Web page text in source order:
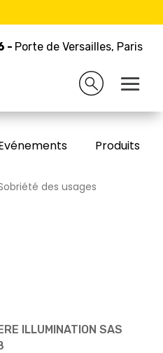
- Porte de Versailles, Paris
- Porte de Versailles, Paris
Produits/
des usages
ILLUMINATION SAS